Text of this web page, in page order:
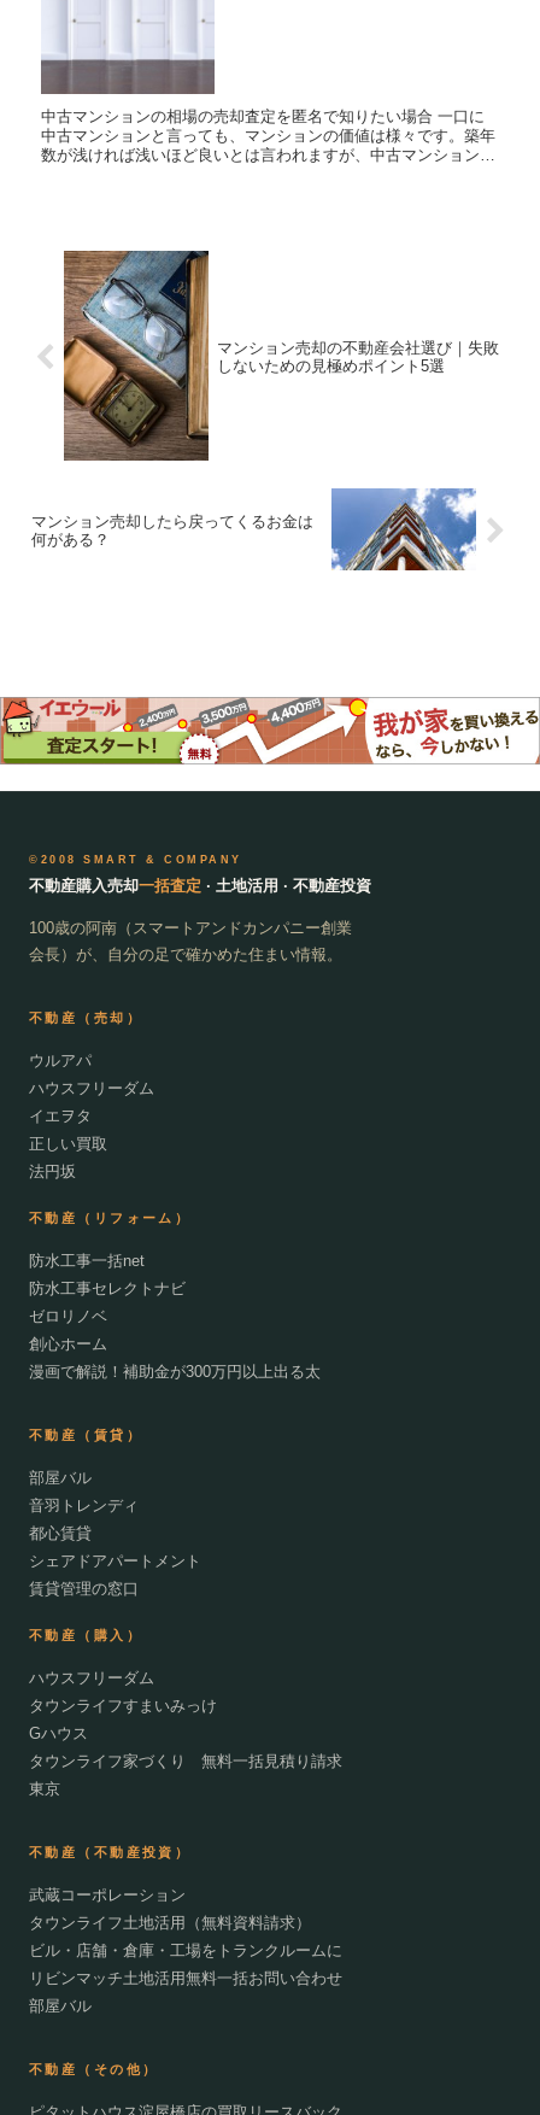
中古マンションの相場の売却査定を匿名で知りたい場合 一口に
中古マンションと言っても、マンションの価値は様々です。築年
数が浅ければ浅いほど良いとは言われますが、中古マンションの
マンション売却の不動産会社選び｜失敗
しないための見極めポイント5選
マンション売却したら戻ってくるお金は
何がある？
©2008 SMART & COMPANY
不動産購入売却一括査定 · 土地活用 · 不動産投資
100歳の阿南（スマートアンドカンパニー創業
会長）が、自分の足で確かめた住まい情報。
不動産（売却）
ウルアパ
ハウスフリーダム
イエヲタ
正しい買取
法円坂
不動産（リフォーム）
防水工事一括net
防水工事セレクトナビ
ゼロリノベ
創心ホーム
漫画で解説！補助金が300万円以上出る太
不動産（賃貸）
部屋バル
音羽トレンディ
都心賃貸
シェアドアパートメント
賃貸管理の窓口
不動産（購入）
ハウスフリーダム
タウンライフすまいみっけ
Gハウス
タウンライフ家づくり 無料一括見積り請求
東京
不動産（不動産投資）
武蔵コーポレーション
タウンライフ土地活用（無料資料請求）
ビル・店舗・倉庫・工場をトランクルームに
リビンマッチ土地活用無料一括お問い合わせ
部屋バル
不動産（その他）